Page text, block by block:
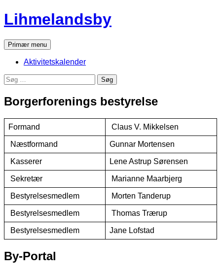
Hop
til
Lihmelandsby
Søg
Primær menu
Aktivitetskalender
Søg
efter:
Borgerforenings bestyrelse
Formand Claus V. Mikkelsen
Næstformand Gunnar Mortensen
Kasserer Lene Astrup Sørensen
Sekretær Marianne Maarbjerg
Bestyrelsesmedlem Morten Tanderup
Bestyrelsesmedlem Thomas Trærup
Bestyrelsesmedlem Jane Lofstad
By-Portal